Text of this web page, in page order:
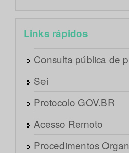
Links rápidos
Consulta pública de
Sei
Protocolo GOV.BR
Acesso Remoto
Procedimentos